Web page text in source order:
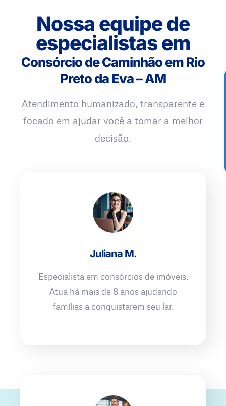
Nossa equipe de
especialistas em
Consórcio de Caminhão em Rio
Preto da Eva – AM
Atendimento humanizado, transparente e
focado em ajudar você a tomar a melhor
decisão.
Juliana M.
Especialista em consórcios de imóveis.
Atua há mais de 8 anos ajudando
famílias a conquistarem seu lar.